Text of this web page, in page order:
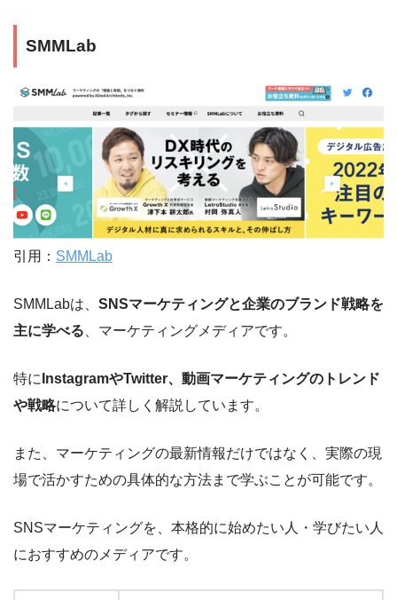
SMMLab
引用： SMMLab
SMMLabは、 SNSマーケティングと企業のブランド戦略を
主に学べる 、マーケティングメディアです。
特に InstagramやTwitter、動画マーケティングのトレンド
や戦略について詳しく解説しています。
また、マーケティングの最新情報だけではなく、実際の現
場で活かすための具体的な方法まで学ぶことが可能です。
SNSマーケティングを、本格的に始めたい人・学びたい人
におすすめのメディアです。